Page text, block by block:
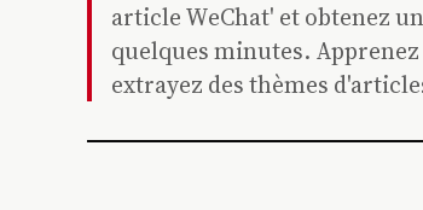
article WeChat' et obtenez
quelques minutes.
extrayez des thèmes